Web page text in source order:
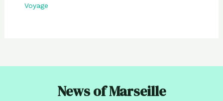
Voyage
News of Marseille